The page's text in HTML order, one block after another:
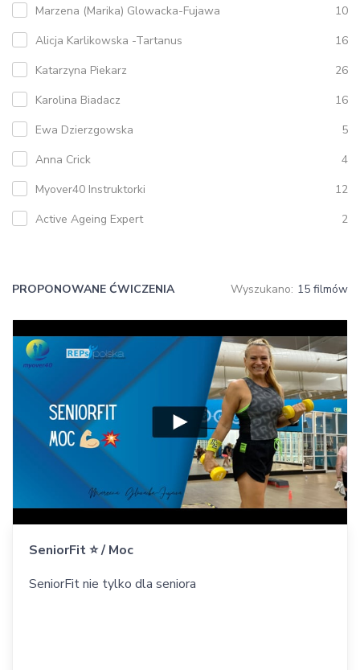
Marzena (Marika) Glowacka-Fujawa
10
Alicja Karlikowska -Tartanus
16
Katarzyna Piekarz
26
Karolina Biadacz
16
Ewa Dzierzgowska
5
Anna Crick
4
Myover40 Instruktorki
12
Active Ageing Expert
2
PROPONOWANE ĆWICZENIA Wyszukano: 15 filmów
SeniorFit ⭐️ / Moc
SeniorFit nie tylko dla seniora